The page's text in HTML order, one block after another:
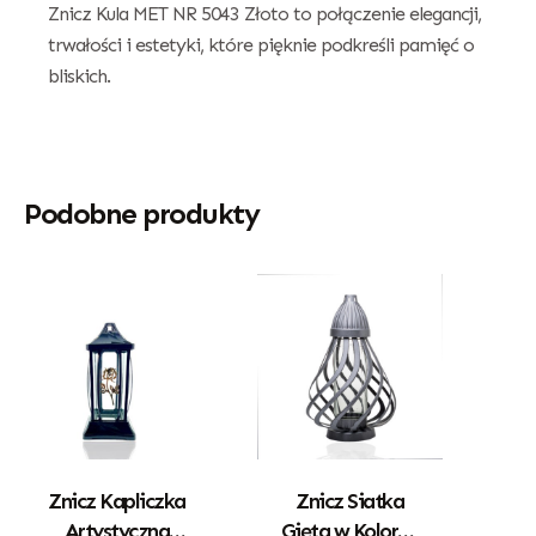
Znicz Kula MET NR 5043 Złoto to połączenie elegancji,
trwałości i estetyki, które pięknie podkreśli pamięć o
bliskich.
Podobne produkty
Znicz Kapliczka
Znicz Siatka